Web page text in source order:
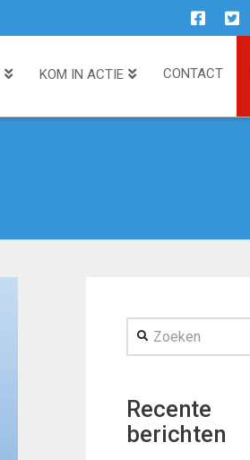
KOM IN ACTIE CONTACT
Zoeken
Recente
berichten